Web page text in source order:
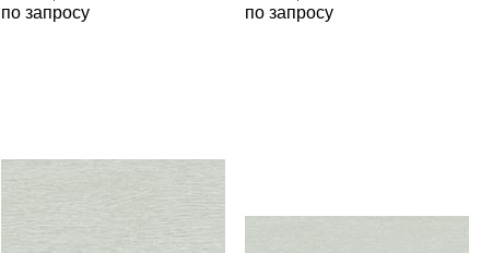
по запросу по запросу